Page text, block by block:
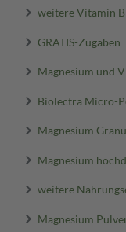
weitere Vitamin
GRATIS-Zugaben
Magnesium und
Biolectra Micro-
Magnesium
Magnesium
weitere
Magnesium